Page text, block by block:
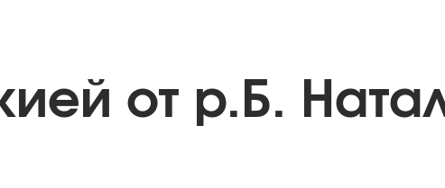
от р.Б.